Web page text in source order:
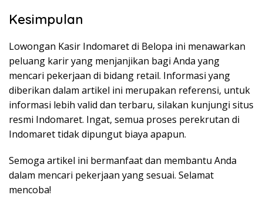
Kesimpulan
Lowongan Kasir Indomaret di Belopa ini menawarkan
peluang karir yang menjanjikan bagi Anda yang
mencari pekerjaan di bidang retail. Informasi yang
diberikan dalam artikel ini merupakan referensi, untuk
informasi lebih valid dan terbaru, silakan kunjungi situs
resmi Indomaret. Ingat, semua proses perekrutan di
Indomaret tidak dipungut biaya apapun.
Semoga artikel ini bermanfaat dan membantu Anda
dalam mencari pekerjaan yang sesuai. Selamat
mencoba!